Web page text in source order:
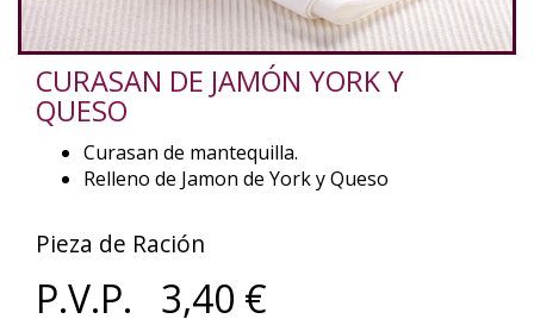
CURASAN DE JAMÓN YORK Y
QUESO
Curasan de mantequilla.
Relleno de Jamon de York y Queso
Pieza de Ración
P.V.P. 3,40 €